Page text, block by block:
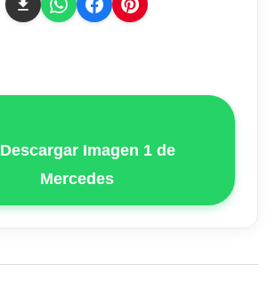
Descargar Imagen 1 de
Mercedes